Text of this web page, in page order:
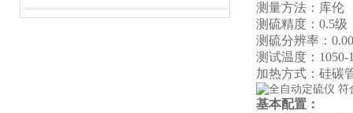
测量方法：库伦
测硫精度：0.5级
测硫分辨率：
测试温度：1050-
加热方式：硅碳
基本配置：